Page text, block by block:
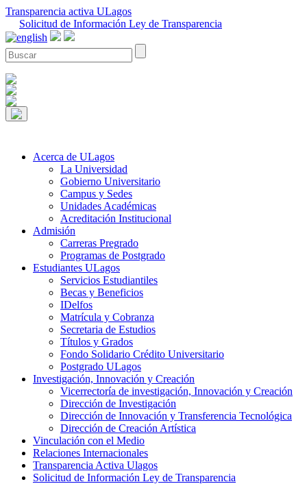
Transparencia activa ULagos
Solicitud de Información Ley de Transparencia
Acerca de ULagos
La Universidad
Gobierno Universitario
Campus y Sedes
Unidades Académicas
Acreditación Institucional
Admisión
Carreras Pregrado
Programas de Postgrado
Estudiantes ULagos
Servicios Estudiantiles
Becas y Beneficios
IDelfos
Matrícula y Cobranza
Secretaria de Estudios
Títulos y Grados
Fondo Solidario Crédito Universitario
Postgrado ULagos
Investigación, Innovación y Creación
Vicerrectoría de investigación, Innovación y Creación
Dirección de Investigación
Dirección de Innovación y Transferencia Tecnológica
Dirección de Creación Artística
Vinculación con el Medio
Relaciones Internacionales
Transparencia Activa Ulagos
Solicitud de Información Ley de Transparencia